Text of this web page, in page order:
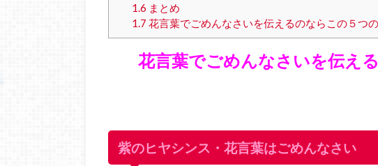
1.6 まとめ
1.7 花言葉でごめんなさいを伝えるのならこの５つ
花言葉でごめんなさいを伝え
紫のヒヤシンス・花言葉はごめんなさい